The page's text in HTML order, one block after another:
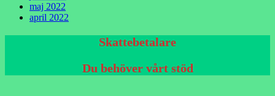
maj 2022
april 2022
Skattebetalare
Du behöver vårt stöd